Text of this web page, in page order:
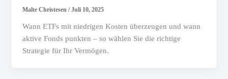
Malte Christesen/Juli 10, 2025
Wann ETFs mit niedrigen Kosten überzeugen und wann
aktive Fonds punkten – so wählen Sie die richtige
Strategie für Ihr Vermögen.